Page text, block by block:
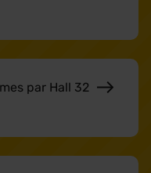
par Hall 32